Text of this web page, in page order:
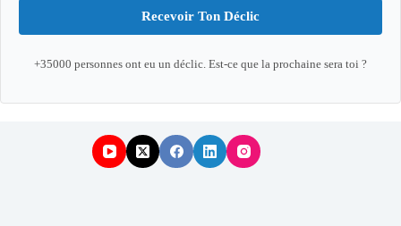
Recevoir Ton Déclic
+35000 personnes ont eu un déclic. Est-ce que la prochaine sera toi ?